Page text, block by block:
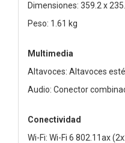
Dimensiones: 359.2 x
Peso: 1.61 kg
Multimedia
Altavoces: Altavoces
Audio: Conector
Conectividad
Wi-Fi: Wi-Fi 6 802.11ax